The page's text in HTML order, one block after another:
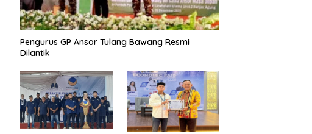
Pengurus GP Ansor Tulang Bawang Resmi
Dilantik